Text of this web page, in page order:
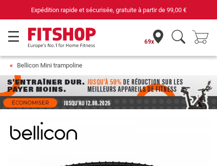
rapide et sécurisée, gratuite à partir de99,00 €
69x
Bellicon Mini trampoline